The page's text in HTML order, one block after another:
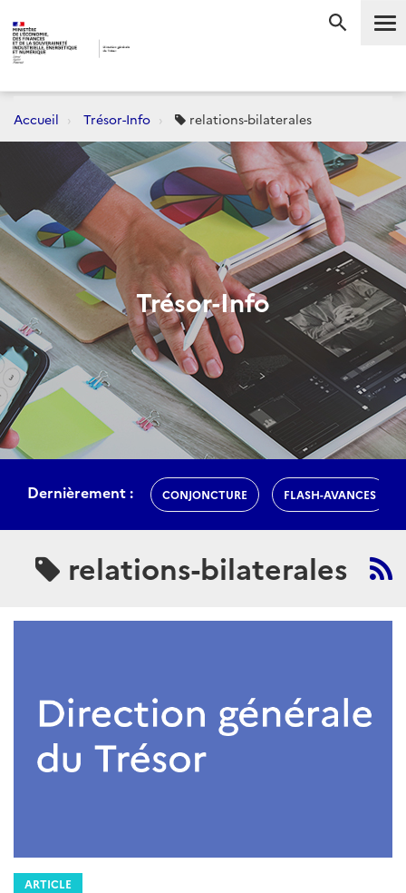
Accueil Trésor-Info relations-bilaterales
Trésor-Info
Dernièrement : CONJONCTURE FLASH-AVANCES
relations-bilaterales
ARTICLE